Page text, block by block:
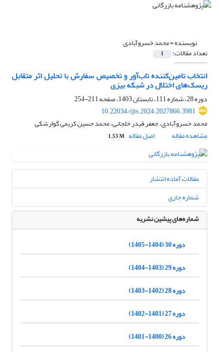
نویسنده =محمد خسروآبادی
تعداد مقالات: 1
انتخاب تامین‌کننده تاب‌آور و تخصیص سفارش با تحلیل اثر متقابل
ریسک‌های اختلال در شبکه بیزی
دوره 28، شماره 111، تابستان 1403، صفحه
211-254
10.22034/ijts.2024.2027866.3981
محمد خسروآبادی، جعفر قیدر خلجانی، محمد حسین کریمی گوارشکی
مشاهده مقاله
اصل مقاله 1.53 M
مقالات آماده انتشار
شماره جاری
شماره‌های پیشین نشریه
دوره 30 (1404-1405)
دوره 29 (1403-1404)
دوره 28 (1402-1403)
دوره 27 (1401-1402)
دوره 26 (1400-1401)